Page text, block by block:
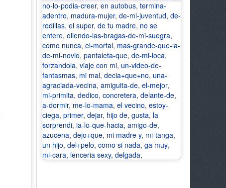
no-lo-podia-creer, en autobus, termina-
adentro, madura-mujer, de-mi-juventud, de-
rodillas, el super, de tu madre, no se
entere, oliendo-las-bragas-de-mi-suegra,
como nunca, el-mortal, mas-grande-que-la-
de-mi-novio, pantaleta-que, de-mi-loca,
forzandola, viaje con mi, un-video-de-
fantasmas, mi mal, decia+que+no, una-
agraciada-vecina, amiguita-de, el-mejor,
mi-primita, dedico, concretera, delante-de,
a-dormir, me-lo-mama, el vecino, estoy-
ciega, primer, dejar, hijo de, gusta, la
sorprendi, ia-lo-que-hacia, amigo-de,
azucena, dejo+que, mi madre y, mi-tanga,
un hijo, del+pelo, como si nada, ga muy,
mi-cara, lenceria sexy, delgada,